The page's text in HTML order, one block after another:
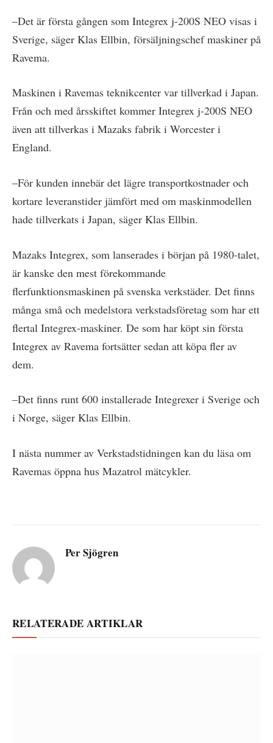
–Det är första gången som Integrex j-200S NEO visas i
Sverige, säger Klas Ellbin, försäljningschef maskiner på
Ravema.
Maskinen i Ravemas teknikcenter var tillverkad i Japan.
Från och med årsskiftet kommer Integrex j-200S NEO
även att tillverkas i Mazaks fabrik i Worcester i
England.
–För kunden innebär det lägre transportkostnader och
kortare leveranstider jämfört med om maskinmodellen
hade tillverkats i Japan, säger Klas Ellbin.
Mazaks Integrex, som lanserades i början på 1980-talet,
är kanske den mest förekommande
flerfunktionsmaskinen på svenska verkstäder. Det finns
många små och medelstora verkstadsföretag som har ett
flertal Integrex-maskiner. De som har köpt sin första
Integrex av Ravema fortsätter sedan att köpa fler av
dem.
–Det finns runt 600 installerade Integrexer i Sverige och
i Norge, säger Klas Ellbin.
I nästa nummer av Verkstadstidningen kan du läsa om
Ravemas öppna hus Mazatrol mätcykler.
Per Sjögren
RELATERADE ARTIKLAR